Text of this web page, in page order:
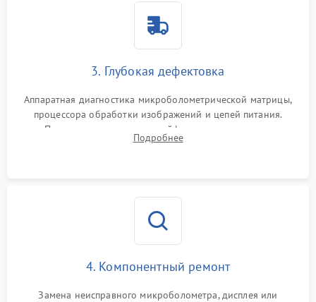
3. Глубокая дефектовка
Аппаратная диагностика микроболометрической матрицы,
процессора обработки изображений и цепей питания.
Проверка целостности шлейфов, модуля памяти и
интерфейсов связи. Выявление сгоревших SMD-компонентов
Подробнее
4. Компонентный ремонт
Замена неисправного микроболометра, дисплея или